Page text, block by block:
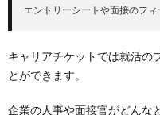
エントリーシートや面接のフ
キャリアチケットでは就活の
とができます。
企業の人事や面接官がどんな